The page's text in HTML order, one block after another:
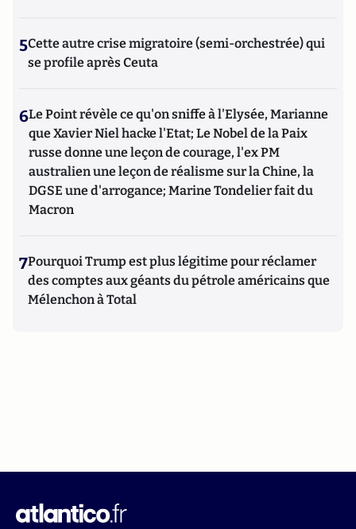
5Cette autre crise migratoire (semi-orchestrée) qui
se profile après Ceuta
6Le Point révèle ce qu'on sniffe à l'Elysée, Marianne
que Xavier Niel hacke l'Etat; Le Nobel de la Paix
russe donne une leçon de courage, l'ex PM
australien une leçon de réalisme sur la Chine, la
DGSE une d'arrogance; Marine Tondelier fait du
Macron
7Pourquoi Trump est plus légitime pour réclamer
des comptes aux géants du pétrole américains que
Mélenchon à Total